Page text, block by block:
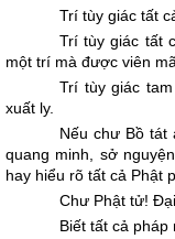
Trí tùy giác tất
Trí tùy giác tất
một trí mà được viên
Trí tùy giác
xuất ly.
Nếu chư Bồ tát
quang minh, sở
hay hiểu rõ tất cả Phật
Chư Phật tử!
Biết tất cả pháp